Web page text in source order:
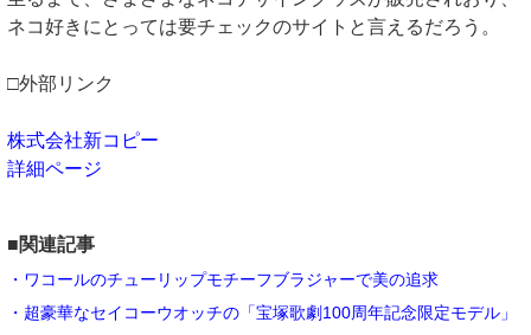
ネコ好きにとっては要チェックのサイトと言えるだろう。
□外部リンク
株式会社新コピー
詳細ページ
■関連記事
・ワコールのチューリップモチーフブラジャーで美の追求
・超豪華なセイコーウオッチの「宝塚歌劇100周年記念限定モデル」